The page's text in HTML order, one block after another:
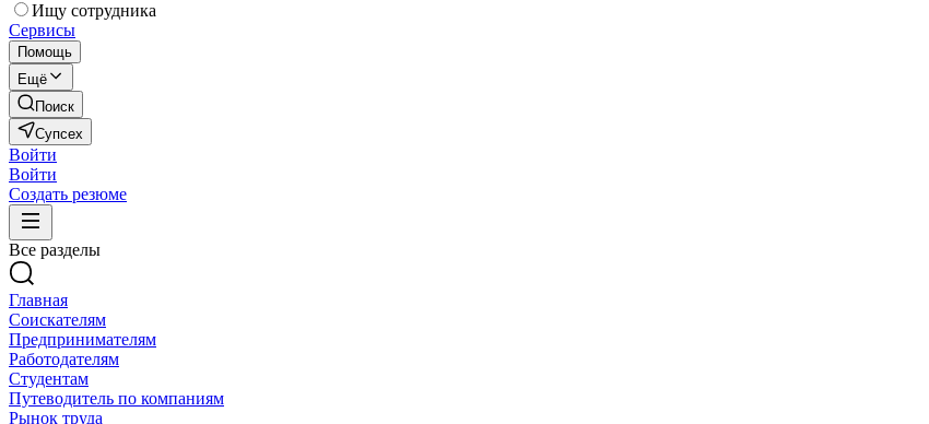
Ищу сотрудника
Сервисы
Помощь
Ещё
Поиск
Супсех
Войти
Войти
Создать резюме
Все разделы
Главная
Соискателям
Предпринимателям
Работодателям
Студентам
Путеводитель по компаниям
Рынок труда